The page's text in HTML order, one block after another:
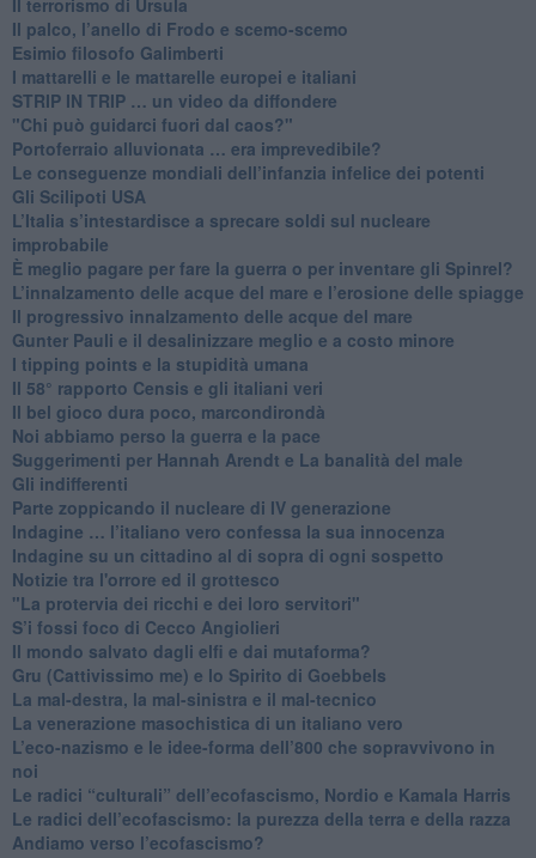
​Il palco, l’anello di Frodo e scemo-scemo
Esimio filosofo Galimberti
​I mattarelli e le mattarelle europei e italiani
​STRIP IN TRIP … un video da diffondere
"Chi può guidarci fuori dal caos?"
​Portoferraio alluvionata … era imprevedibile?
Le conseguenze mondiali dell’infanzia infelice dei potenti
​Gli Scilipoti USA
L’Italia s’intestardisce a sprecare soldi sul nucleare
improbabile
È meglio pagare per fare la guerra o per inventare gli Spinrel?
​L’innalzamento delle acque del mare e l’erosione delle spiagge
​Il progressivo innalzamento delle acque del mare
​Gunter Pauli e il desalinizzare meglio e a costo minore
I tipping points e la stupidità umana
​Il 58° rapporto Censis e gli italiani veri
​Il bel gioco dura poco, marcondirondà
Noi abbiamo perso la guerra e la pace
Suggerimenti per Hannah Arendt e La banalità del male
​Gli indifferenti
Parte zoppicando il nucleare di IV generazione
​Indagine … l’italiano vero confessa la sua innocenza
Indagine su un cittadino al di sopra di ogni sospetto
Notizie tra l'orrore ed il grottesco
"La protervia dei ricchi e dei loro servitori"
S’i fossi foco di Cecco Angiolieri
​Il mondo salvato dagli elfi e dai mutaforma?
Gru (Cattivissimo me) e lo Spirito di Goebbels
​La mal-destra, la mal-sinistra e il mal-tecnico
​La venerazione masochistica di un italiano vero
​L’eco-nazismo e le idee-forma dell’800 che sopravvivono in
noi
​Le radici “culturali” dell’ecofascismo, Nordio e Kamala Harris
Le radici dell’ecofascismo: la purezza della terra e della razza
Andiamo verso l’ecofascismo?